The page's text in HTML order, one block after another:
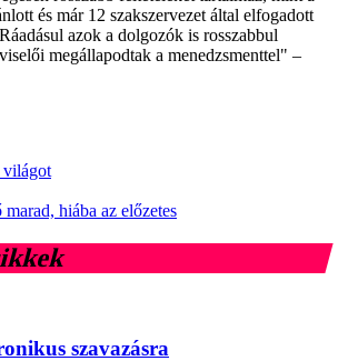
és már 12 szakszervezet által elfogadott
azok a dolgozók is rosszabbul
megállapodtak a menedzsmenttel" –
világot
hiába az előzetes
szavazásra